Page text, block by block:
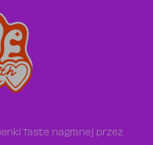
Taste nagranej przez